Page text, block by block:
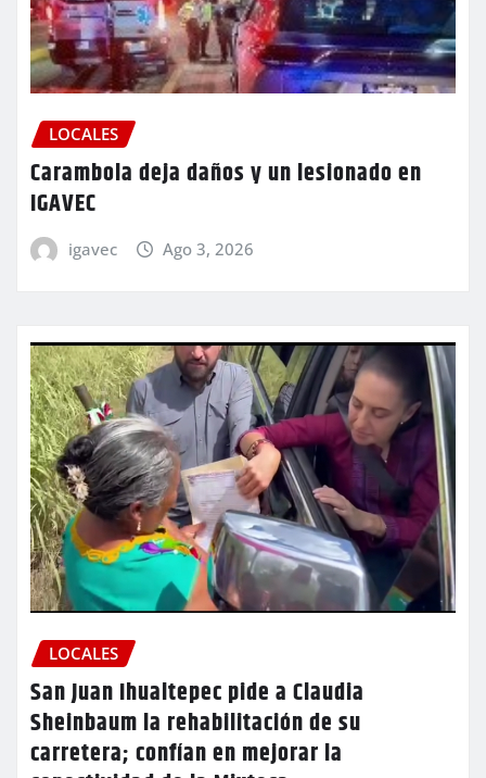
LOCALES
Carambola deja daños y un lesionado en
IGAVEC
igavec Ago 3, 2026
LOCALES
San Juan Ihualtepec pide a Claudia
Sheinbaum la rehabilitación de su
carretera; confían en mejorar la